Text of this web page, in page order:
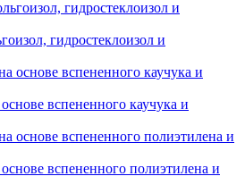
гидростеклоизол и
вспененного каучука и
вспененного полиэтилена и